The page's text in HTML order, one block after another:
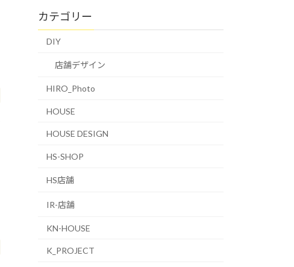
カテゴリー
DIY
店舗デザイン
HIRO_Photo
HOUSE
HOUSE DESIGN
HS-SHOP
HS店舗
IR-店舗
KN-HOUSE
K_PROJECT